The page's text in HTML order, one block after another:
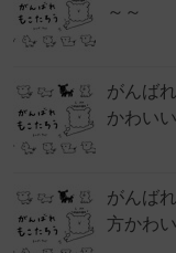
～～
がんば
かわい
がんば
方かわ